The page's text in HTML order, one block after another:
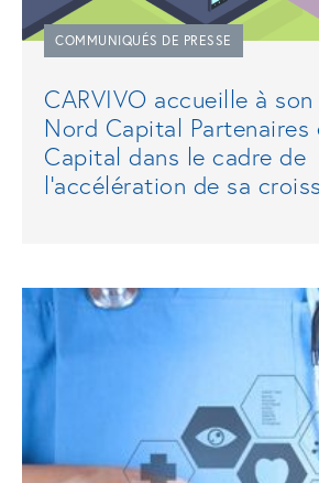
COMMUNIQUÉS DE PRESSE
CARVIVO accueille à
Nord Capital Partenaires
Capital dans le cadre de
l’accélération de sa